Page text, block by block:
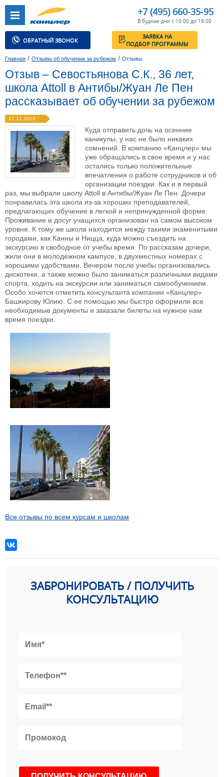
+7 (495) 660-35-95
В будние дни с 10:00 до 19:00
ОБРАТНЫЙ ЗВОНОК
ЗАЯВКА НА
ПОДБОР ПРОГРАММЫ
Главная / Отзывы об обучении за рубежом / Отзывы
Отзыв – Севостьянова С.К., 36 лет,
школа Attoll в Антибы/Жуан Ле Пен
рассказывает об обучении за рубежом
17.11.2016
Куда отправить дочь на осенние
каникулы, у нас не было никаких
сомнений. В компанию «Канцлер» мы
уже обращались в свое время и у нас
остались только положительные
впечатления о работе сотрудников и об
организации поездки. Как и в первый
раз, мы выбрали школу Attoll в Антибы/Жуан Ле Пен. Дочери
понравилась эта школа из-за хороших преподавателей,
предлагающих обучение в легкой и непринужденной форме.
Проживание и досуг учащихся организован на самом высоком
уровне. К тому же школа находится между такими знаменитыми
городами, как Канны и Ницца, куда можно съездить на
экскурсию в свободное от учебы время. По рассказам дочери,
жили они в молодежном кампусе, в двухместных номерах с
хорошими удобствами. Вечером после учебы организовались
дискотеки, а также можно было заниматься различными видами
спорта, ходить на экскурсии или заниматься самообучением.
Особо хочется отметить консультанта компании «Канцлер»
Башкирову Юлию. С ее помощью мы быстро оформили все
необходимые документы и заказали билеты на нужное нам
время поездки.
Все отзывы по всем курсам и школам
ЗАБРОНИРОВАТЬ / ПОЛУЧИТЬ
КОНСУЛЬТАЦИЮ